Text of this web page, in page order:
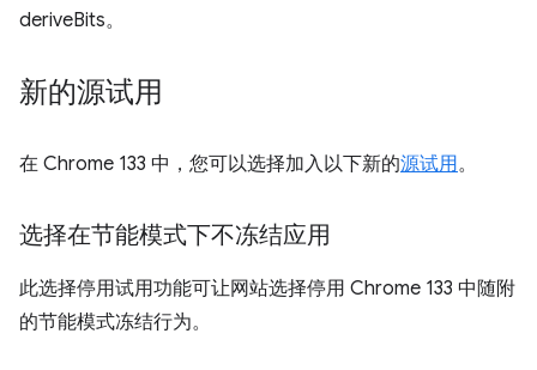
deriveBits。
新的源试用
在 Chrome 133 中，您可以选择加入以下新的源试用。
选择在节能模式下不冻结应用
此选择停用试用功能可让网站选择停用 Chrome 133 中随附
的节能模式冻结行为。